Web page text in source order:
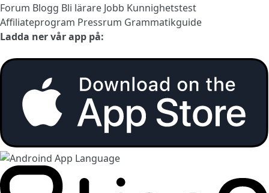
Forum Blogg Bli lärare Jobb Kunnighetstest
Affiliateprogram Pressrum Grammatikguide
Ladda ner vår app på: